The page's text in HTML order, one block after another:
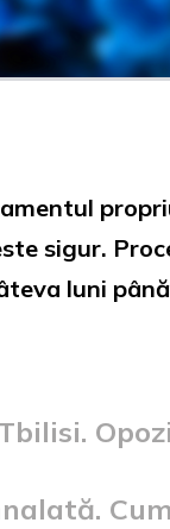
sigur.
luni